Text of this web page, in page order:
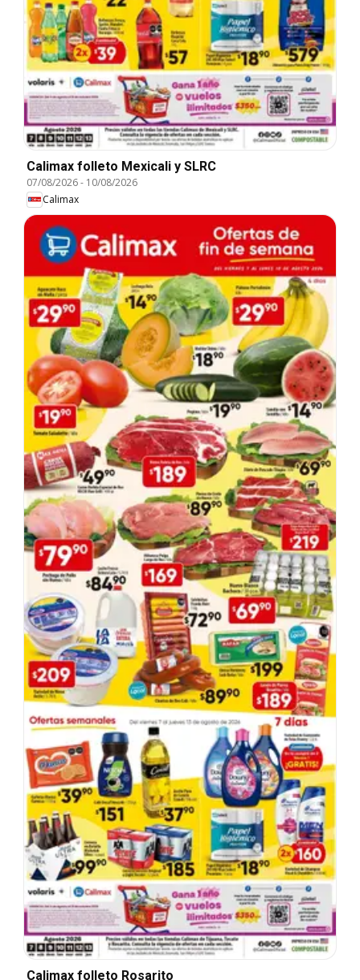
Calimax folleto Mexicali y SLRC
07/08/2026- 10/08/2026
Calimax
Calimax folleto Rosarito